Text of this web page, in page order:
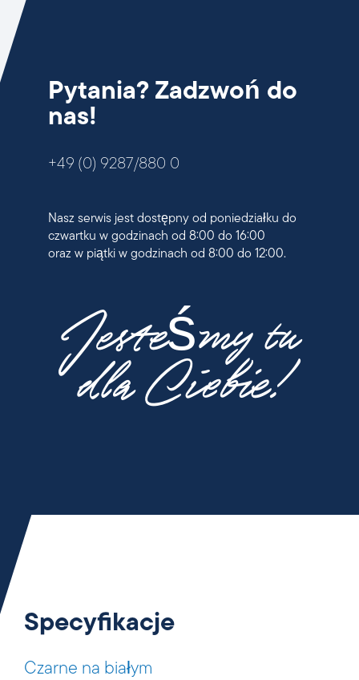
Pytania? Zadzwoń do
nas!
+49 (0) 9287/880 0
Nasz serwis jest dostępny od poniedziałku do
czwartku w godzinach od 8:00 do 16:00
oraz w piątki w godzinach od 8:00 do 12:00.
Jesteśmy tu
dla Ciebie!
Specyfikacje
Czarne na białym